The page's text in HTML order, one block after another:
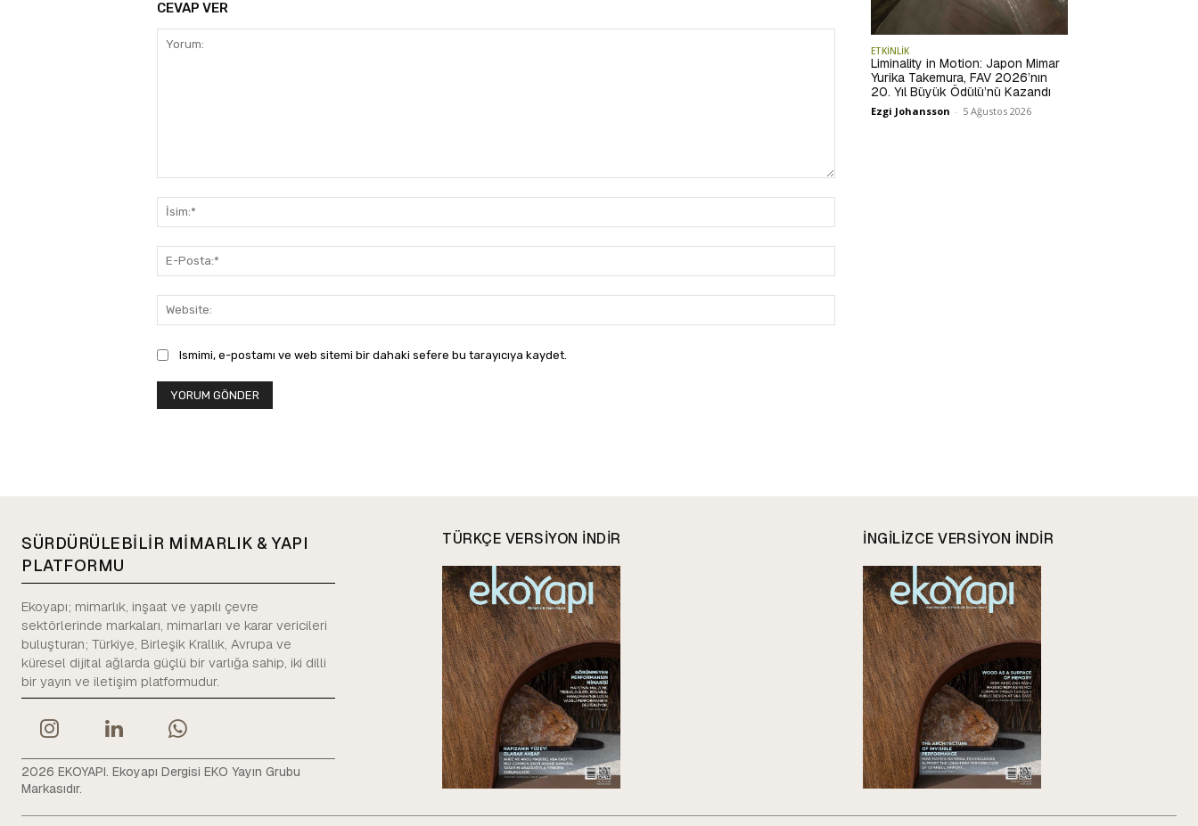
CEVAP VER
Posta:*
Ismimi, e-postamı ve web sitemi bir dahaki sefere bu tarayıcıya kaydet.
ETKİNLİK
Liminality in Motion: Japon Mimar
Yurika Takemura, FAV 2026’nın
20. Yıl Büyük Ödülü’nü Kazandı
Ezgi Johansson - 5 Ağustos 2026
SÜRDÜRÜLEBİLİR MİMARLIK & YAPI
PLATFORMU
Ekoyapı; mimarlık, inşaat ve yapılı çevre
sektörlerinde markaları, mimarları ve karar vericileri
buluşturan; Türkiye, Birleşik Krallık, Avrupa ve
küresel dijital ağlarda güçlü bir varlığa sahip, iki dilli
bir yayın ve iletişim platformudur.
2026 EKOYAPI. Ekoyapı Dergisi EKO Yayın Grubu
Markasıdır.
TÜRKÇE VERSIYON INDIR INGILIZCE VERSIYON INDIR